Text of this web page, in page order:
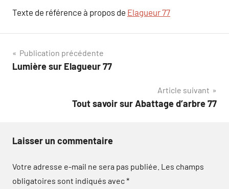
Texte de référence à propos de Elagueur 77
Navigation
de
Publication précédente
Lumière sur Elagueur 77
Article suivant
Tout savoir sur Abattage d’arbre 77
Laisser un commentaire
Votre adresse e-mail ne sera pas publiée. Les champs
obligatoires sont indiqués avec*